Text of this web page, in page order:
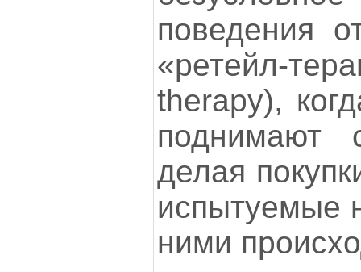
поведения
«ретейл-
therapy),
поднимают
делая
испытуемые
ними